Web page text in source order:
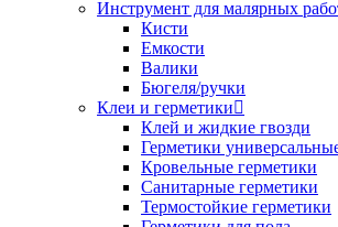
Инструмент для малярных
Кисти
Емкости
Валики
Бюгеля/ручки
Клеи и герметики
Клей и жидкие гвозди
Герметики
Кровельные герметики
Санитарные герметики
Термостойкие герметики